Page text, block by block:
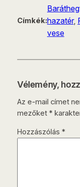
Címkék:hazatér,
vese
Vélemény,
Az e-mail címet
mezőket *
Hozzászólás *